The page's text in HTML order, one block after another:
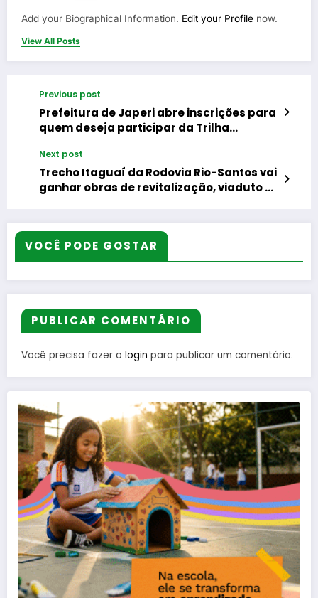
Add your Biographical Information. Edit your Profile now.
View All Posts
Previous post
Prefeitura de Japeri abre inscrições para
quem deseja participar da Trilha
Next post
Trecho Itaguaí da Rodovia Rio-Santos vai
ganhar obras de revitalização, viaduto e
VOCÊ PODE GOSTAR
PUBLICAR COMENTÁRIO
Você precisa fazer o login para publicar um comentário.